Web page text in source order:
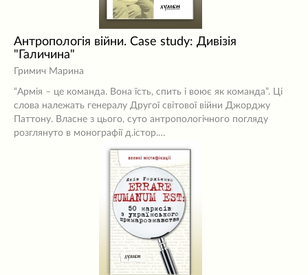
Антропологія війни. Case study: Дивізія
"Галичина"
Гримич Марина
“Армія – це команда. Вона їсть, спить і воює як команда”. Ці
слова належать генералу Другої світової війни Джорджу
Паттону. Власне з цього, суто антропологічного погляду
розглянуто в монографії д.істор.…